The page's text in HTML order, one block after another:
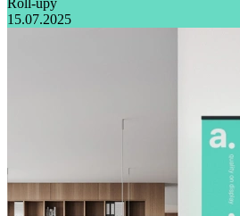
Roll-upy
15.07.2025